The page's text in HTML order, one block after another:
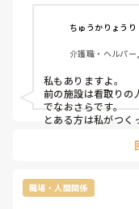
に振られた姿が忘れ
ていました。
呼吸停止しているの
から離れません。よ
うじゃないですか、
様の前で泣くわけに
職員が出勤してから
ちゅうかりょうり
介護職・ヘルパ
私もありますよ。
前の施設は看取りの
でなおさらです。
とある方は私がつく
職場・人間関係